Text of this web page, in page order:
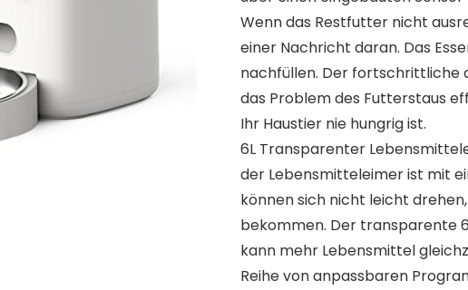
Wenn das Restfutter nicht
einer Nachricht daran. Das
nachfüllen. Der fortschrittliche
das Problem des Futterstaus
Ihr Haustier nie hungrig ist.
6L Transparenter
der Lebensmitteleimer ist mit
können sich nicht leicht
bekommen. Der transparente
kann mehr Lebensmittel
Reihe von anpassbaren